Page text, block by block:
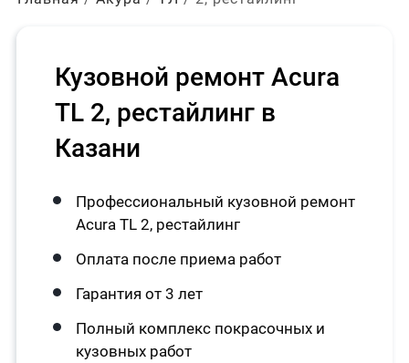
Кузовной ремонт Acura
TL 2, рестайлинг в
Казани
Профессиональный кузовной ремонт
Acura TL 2, рестайлинг
Оплата после приема работ
Гарантия от 3 лет
Полный комплекс покрасочных и
кузовных работ